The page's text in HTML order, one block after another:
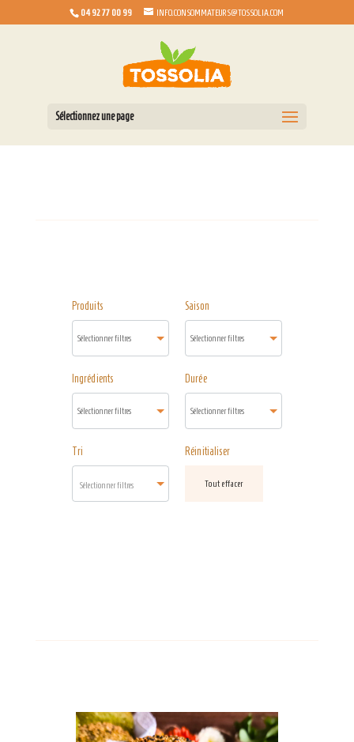
04 92 77 00 99 INFO.CONSOMMATEURS@TOSSOLIA.COM
Sélectionnez une page
Produits Saison
Ingrédients Durée
Tri
Sélectionner filtres
Réinitialiser
Tout effacer